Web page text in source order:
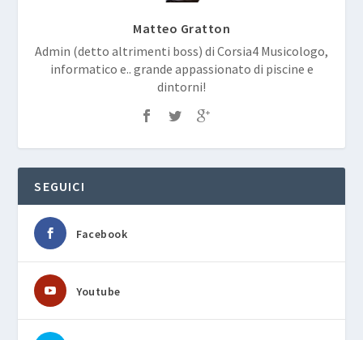
Matteo Gratton
Admin (detto altrimenti boss) di Corsia4 Musicologo,
informatico e.. grande appassionato di piscine e
dintorni!
SEGUICI
Facebook
Youtube